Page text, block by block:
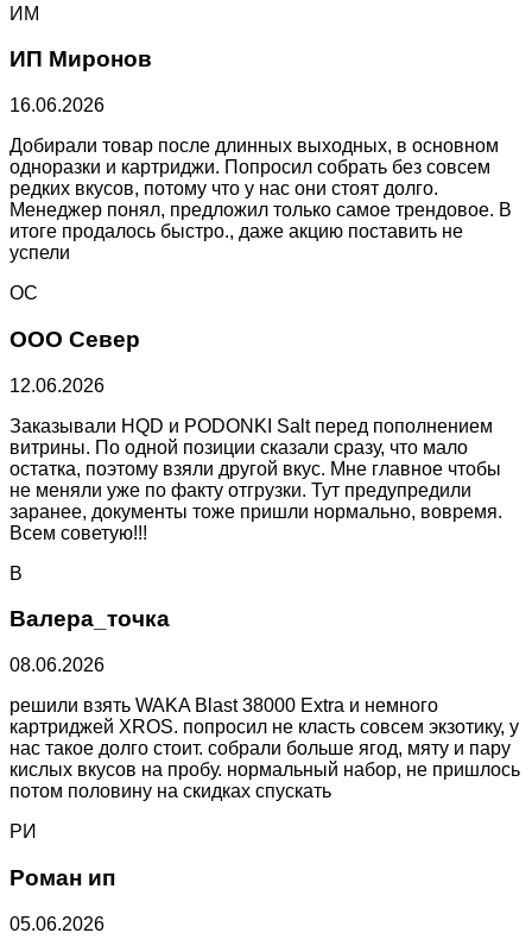
ИМ
ИП Миронов
16.06.2026
Добирали товар после длинных выходных, в основном
одноразки и картриджи. Попросил собрать без совсем
редких вкусов, потому что у нас они стоят долго.
Менеджер понял, предложил только самое трендовое. В
итоге продалось быстро., даже акцию поставить не
успели
ОС
ООО Север
12.06.2026
Заказывали HQD и PODONKI Salt перед пополнением
витрины. По одной позиции сказали сразу, что мало
остатка, поэтому взяли другой вкус. Мне главное чтобы
не меняли уже по факту отгрузки. Тут предупредили
заранее, документы тоже пришли нормально, вовремя.
Всем советую!!!
В
Валера_точка
08.06.2026
решили взять WAKA Blast 38000 Extra и немного
картриджей XROS. попросил не класть совсем экзотику, у
нас такое долго стоит. собрали больше ягод, мяту и пару
кислых вкусов на пробу. нормальный набор, не пришлось
потом половину на скидках спускать
РИ
Роман ип
05.06.2026